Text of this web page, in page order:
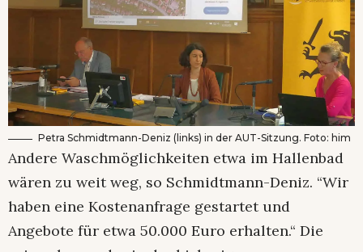
Petra Schmidtmann-Deniz (links) in der AUT-Sitzung. Foto: him
Andere Waschmöglichkeiten etwa im Hallenbad
wären zu weit weg, so Schmidtmann-Deniz. “Wir
haben eine Kostenanfrage gestartet und
Angebote für etwa 50.000 Euro erhalten.“ Die